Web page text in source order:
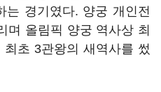
는 경기였다. 양궁 개인전
며 올림픽 양궁 역사상 최
초 3관왕의 새역사를 썼